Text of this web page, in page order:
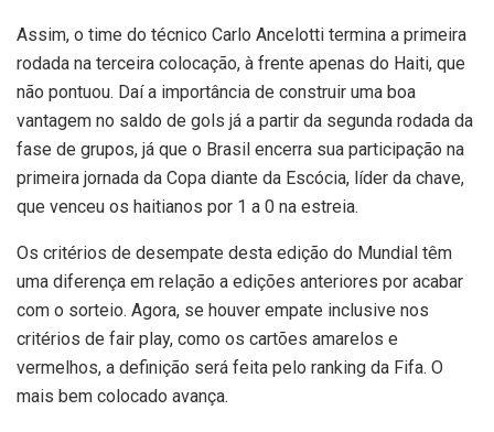
Assim, o time do técnico Carlo Ancelotti termina a primeira
rodada na terceira colocação, à frente apenas do Haiti, que
não pontuou. Daí a importância de construir uma boa
vantagem no saldo de gols já a partir da segunda rodada da
fase de grupos, já que o Brasil encerra sua participação na
primeira jornada da Copa diante da Escócia, líder da chave,
que venceu os haitianos por 1 a 0 na estreia.
Os critérios de desempate desta edição do Mundial têm
uma diferença em relação a edições anteriores por acabar
com o sorteio. Agora, se houver empate inclusive nos
critérios de fair play, como os cartões amarelos e
vermelhos, a definição será feita pelo ranking da Fifa. O
mais bem colocado avança.